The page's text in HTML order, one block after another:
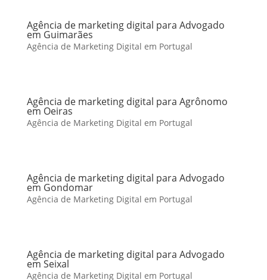
Agência de marketing digital para Advogado
em Guimarães
Agência de Marketing Digital em Portugal
Agência de marketing digital para Agrônomo
em Oeiras
Agência de Marketing Digital em Portugal
Agência de marketing digital para Advogado
em Gondomar
Agência de Marketing Digital em Portugal
Agência de marketing digital para Advogado
em Seixal
Agência de Marketing Digital em Portugal